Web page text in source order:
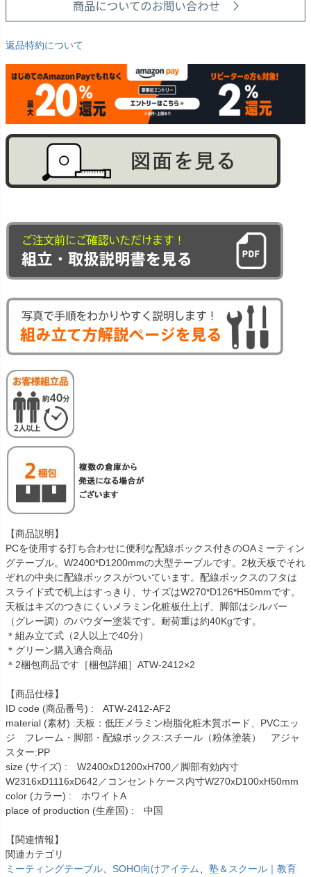
返品特約について
【商品説明】
PCを使用する打ち合わせに便利な配線ボックス付きのOAミーティン
グテーブル。W2400*D1200mmの大型テーブルです。2枚天板でそれ
ぞれの中央に配線ボックスがついています。配線ボックスのフタは
スライド式で机上はすっきり、サイズはW270*D126*H50mmです。
天板はキズのつきにくいメラミン化粧板仕上げ、脚部はシルバー
（グレー調）のパウダー塗装です。耐荷重は約40Kgです。
＊組み立て式（2人以上で40分）
＊グリーン購入適合商品
＊2梱包商品です［梱包詳細］ATW-2412×2
【商品仕様】
ID code (商品番号) : ATW-2412-AF2
material (素材) :天板：低圧メラミン樹脂化粧木質ボード、PVCエッ
ジ フレーム・脚部・配線ボックス:スチール（粉体塗装） アジャ
スター:PP
size (サイズ) : W2400xD1200xH700／脚部有効内寸
W2316xD1116xD642／コンセントケース内寸W270xD100xH50mm
color (カラー) : ホワイトA
place of production (生産国) : 中国
【関連情報】
関連カテゴリ
ミーティングテーブル
SOHO向けアイテム 塾＆スクール｜教育